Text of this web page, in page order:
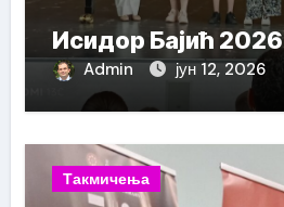
Исидор Бајић 2026
Admin јун 12, 2026
Такмичења